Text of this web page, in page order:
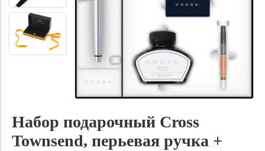
Набор подарочный Cross
Townsend, перьевая ручка +